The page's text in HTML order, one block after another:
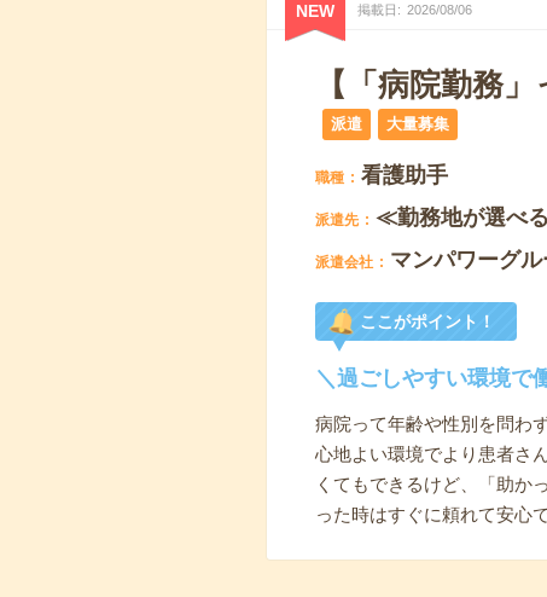
NEW 掲載日 2026/08/06
【「病院勤務
派遣 大量募集
職種 看護助手
派遣先 ≪勤務地が選べ
派遣会社 マンパワーグ
ここがポイント！
＼過ごしやすい環境で
病院って年齢や性別を問わ
心地よい環境でより患者さ
くてもできるけど、「助か
った時はすぐに頼れて安心